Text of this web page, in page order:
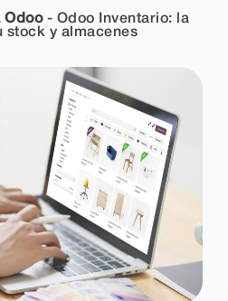
Odoo- Odoo Inventario: la
stock y almacenes